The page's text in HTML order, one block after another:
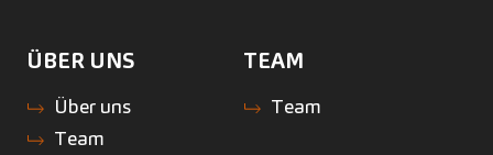
ÜBER UNS
Über uns
Team
TEAM
Team